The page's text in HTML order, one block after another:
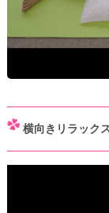
横向きリラック